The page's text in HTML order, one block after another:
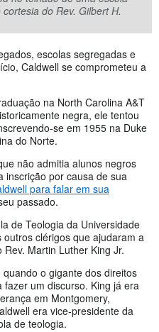
do Rev. Gilbert H.
escolas segregadas e
Caldwell se comprometeu a
na North Carolina A&T
negra, ele tentou
se em 1955 na Duke
do Norte.
não admitia alunos negros
inscrição por causa de sua
para falar em sua
passado.
de Teologia da Universidade
clérigos que ajudaram a
Martin Luther King Jr.
quando o gigante dos direitos
um discurso. King já era
em Montgomery,
era vice-presidente da
de teologia.